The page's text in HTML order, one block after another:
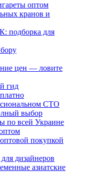
оптом
кранов и
подборка для
цен — ловите
гид
СТО
выбор
по всей Украине
покупкой
дизайнеров
азиатские